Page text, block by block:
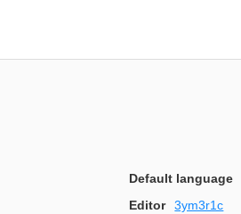
Default language
Editor
3ym3r1c